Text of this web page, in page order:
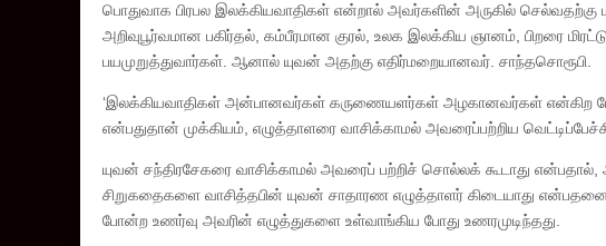
பொதுவாக பிரபல இலக்கியவாதிகள் என்றால் அவர்களின் அருகில்
அறிவுபூர்வமான பகிர்தல், கம்பீரமான குரல், உலக இலக்கிய ஞானம், பிறரை
பயமுறுத்துவார்கள். ஆனால் யுவன் அதற்கு எதிர்மறையானவர். சாந்தசொரூபி.
‘இலக்கியவாதிகள் அன்பானவர்கள் கருணையளர்கள் அழகானவர்கள் என்கிற
என்பதுதான் முக்கியம், எழுத்தாளரை வாசிக்காமல் அவரைப்பற்றிய
யுவன் சந்திரசேகரை வாசிக்காமல் அவரைப் பற்றிச் சொல்லக் கூடாது
சிறுகதைகளை வாசித்தபின் யுவன் சாதாரண எழுத்தாளர் கிடையாது
போன்ற உணர்வு அவரின் எழுத்துகளை உள்வாங்கிய போது உணரமுடிந்தது.